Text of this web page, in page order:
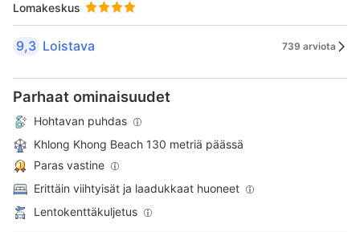
Lomakeskus
9,3 Loistava 739 arviota
Parhaat ominaisuudet
Hohtavan puhdas
Khlong Khong Beach 130 metriä päässä
Paras vastine
Erittäin viihtyisät ja laadukkaat huoneet
Lentokenttäkuljetus